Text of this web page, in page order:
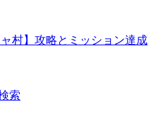
村】攻略とミッション達成
索